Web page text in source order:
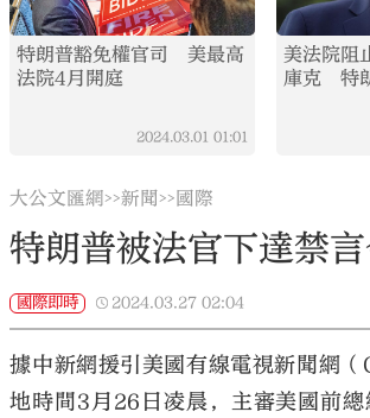
特朗普豁免權官司 美最高
法院4月開庭
2024.03.01 01:01
美法院阻
庫克 特
大公文匯網>>新聞>> 國際
特朗普被法官下達禁
國際即時 2024.03.27 02:04
據中新網援引美國有線電視新聞網
地時間3月26日凌晨，主審美國前總